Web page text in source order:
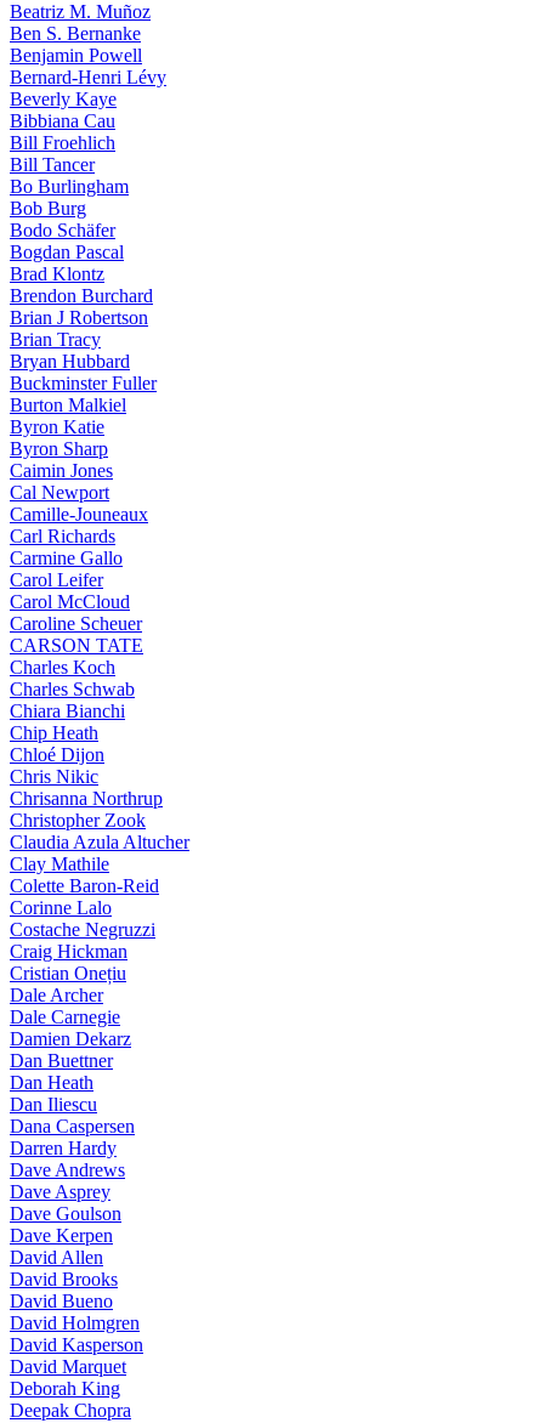
Beatriz M. Muñoz
Ben S. Bernanke
Benjamin Powell
Bernard-Henri Lévy
Beverly Kaye
Bibbiana Cau
Bill Froehlich
Bill Tancer
Bo Burlingham
Bob Burg
Bodo Schäfer
Bogdan Pascal
Brad Klontz
Brendon Burchard
Brian J Robertson
Brian Tracy
Bryan Hubbard
Buckminster Fuller
Burton Malkiel
Byron Katie
Byron Sharp
Caimin Jones
Cal Newport
Camille-Jouneaux
Carl Richards
Carmine Gallo
Carol Leifer
Carol McCloud
Caroline Scheuer
CARSON TATE
Charles Koch
Charles Schwab
Chiara Bianchi
Chip Heath
Chloé Dijon
Chris Nikic
Chrisanna Northrup
Christopher Zook
Claudia Azula Altucher
Clay Mathile
Colette Baron-Reid
Corinne Lalo
Costache Negruzzi
Craig Hickman
Cristian Onețiu
Dale Archer
Dale Carnegie
Damien Dekarz
Dan Buettner
Dan Heath
Dan Iliescu
Dana Caspersen
Darren Hardy
Dave Andrews
Dave Asprey
Dave Goulson
Dave Kerpen
David Allen
David Brooks
David Bueno
David Holmgren
David Kasperson
David Marquet
Deborah King
Deepak Chopra